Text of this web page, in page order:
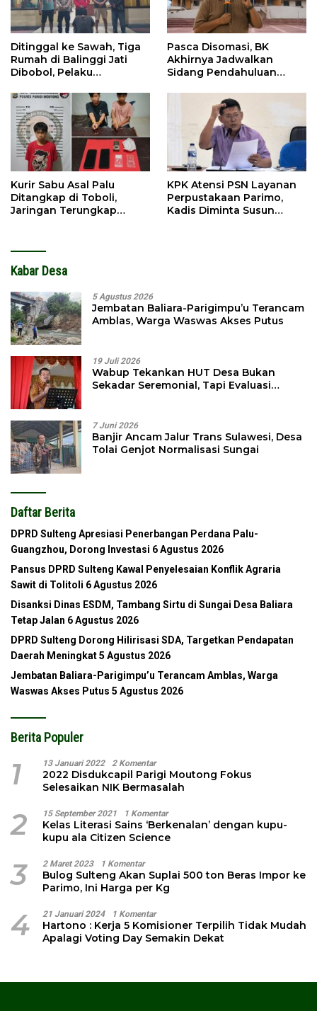
Ditinggal ke Sawah, Tiga
Rumah di Balinggi Jati
Dibobol, Pelaku
Pasca Disomasi, BK
Akhirnya Jadwalkan
Sidang Pendahuluan
Kurir Sabu Asal Palu
Ditangkap di Toboli,
Jaringan Terungkap
KPK Atensi PSN Layanan
Perpustakaan Parimo,
Kadis Diminta Susun
Kabar Desa
5 Agustus 2026
Jembatan Baliara-Parigimpu’u Terancam
Amblas, Warga Waswas Akses Putus
19 Juli 2026
Wabup Tekankan HUT Desa Bukan
Sekadar Seremonial, Tapi Evaluasi
7 Juni 2026
Banjir Ancam Jalur Trans Sulawesi, Desa
Tolai Genjot Normalisasi Sungai
Daftar Berita
DPRD Sulteng Apresiasi Penerbangan Perdana Palu-
Guangzhou, Dorong Investasi 6 Agustus 2026
Pansus DPRD Sulteng Kawal Penyelesaian Konflik Agraria
Sawit di Tolitoli 6 Agustus 2026
Disanksi Dinas ESDM, Tambang Sirtu di Sungai Desa Baliara
Tetap Jalan 6 Agustus 2026
DPRD Sulteng Dorong Hilirisasi SDA, Targetkan Pendapatan
Daerah Meningkat5 Agustus 2026
Jembatan Baliara-Parigimpu’u Terancam Amblas, Warga
Waswas Akses Putus 5 Agustus 2026
Berita Populer
1 13 Januari 2022 2 Komentar
2022 Disdukcapil Parigi Moutong Fokus
Selesaikan NIK Bermasalah
2 15 September 2021 1 Komentar
Kelas Literasi Sains ‘Berkenalan’ dengan kupu-
kupu ala Citizen Science
3 2 Maret 2023 1 Komentar
Bulog Sulteng Akan Suplai 500 ton Beras Impor ke
Parimo, Ini Harga per Kg
4 21 Januari 2024 1 Komentar
Hartono : Kerja 5 Komisioner Terpilih Tidak Mudah
Apalagi Voting Day Semakin Dekat